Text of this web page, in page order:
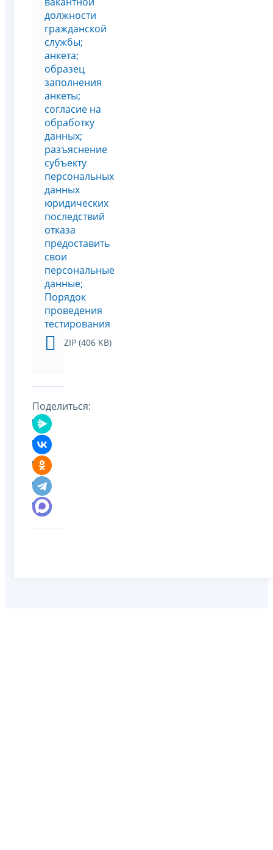
должности
гражданской
службы;
анкета;
образец
заполнения
анкеты;
согласие на
обработку
данных;
разъяснение
субъекту
персональных
данных
юридических
последствий
отказа
предоставить
свои
персональные
данные;
Порядок
проведения
тестирования
ZIP (406 KB)
Поделиться: